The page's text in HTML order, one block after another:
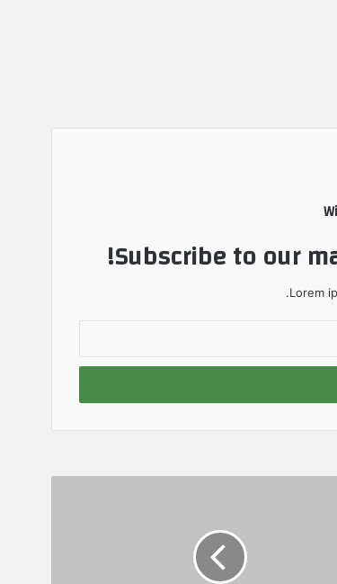
Subscribe to our
Lorem